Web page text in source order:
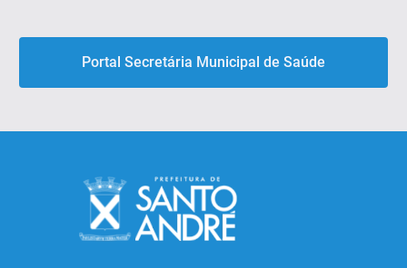
Portal Secretária Municipal de Saúde